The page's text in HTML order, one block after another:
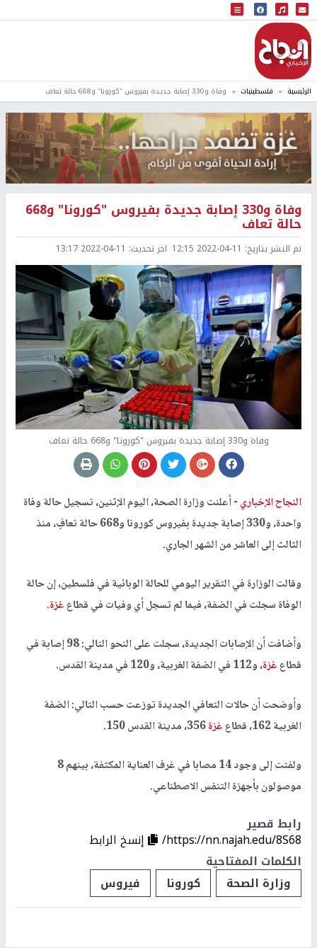
البث المباشر
إذاعة النجاح
الرئيسية فلسطينيات وفاة و330 إصابة جديدة بفيروس "كورونا" و668 حالة تعاف
وفاة و330 إصابة جديدة بفيروس "كورونا" و668
حالة تعاف
تم النشر بتاريخ: 2022-04-11 12:15 اخر تحديث: 2022-04-11 13:17
وفاة و330 إصابة جديدة بفيروس "كورونا" و668 حالة تعاف
النجاح الإخباري -أعلنت وزارة الصحة، اليوم الإثنين، تسجيل حالة وفاة
واحدة، و330 إصابة جديدة بفيروس كورونا و668 حالة تعافٍ، منذ
الثالث إلى العاشر من الشهر الجاري.
وقالت الوزارة في التقرير اليومي للحالة الوبائية في فلسطين، إن حالة
الوفاة سجلت في الضفة، فيما لم تسجل أي وفيات في قطاعغزة.
وأضافت أن الإصابات الجديدة، سجلت على النحو التالي: 98 إصابة في
قطاعغزة، و112 في الضفة الغربية، و120 في مدينة القدس.
وأوضحت أن حالات التعافي الجديدة توزعت حسب التالي: الضفة
الغربية 162، قطاع
غزة
ولفتت إلى وجود 14 مصابا في غرف العناية المكثفة، بينهم 8
موصولون بأجهزة التنفس الاصطناعي.
رابط قصير
https://nn.najah.edu/8S68/
إنسخ الرابط
الكلمات المفتاحية
وزارة الصحة
كورونا فيروس